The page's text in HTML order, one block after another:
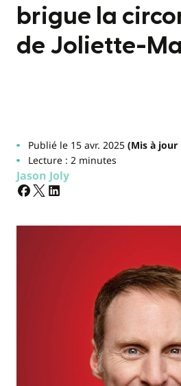
brigue la
de Joliette-
Publié le 15 avr. 2025(Mis à jour
Lecture : 2 minutes
Jason Joly